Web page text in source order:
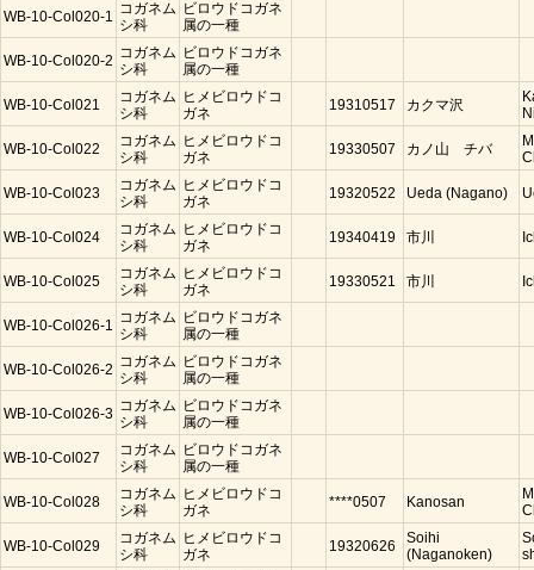
WB-10-Col020-1 コガネム
シ科
ビロウドコガネ
属の一種
WB-10-Col020-2 コガネム
シ科
ビロウドコガネ
属の一種
WB-10-Col021
コガネム
シ科
ヒメビロウドコ
ガネ
19310517 カクマ沢
WB-10-Col022
コガネム
シ科
ヒメビロウドコ
ガネ
19330507 カノ山 チバ
WB-10-Col023
コガネム
シ科
ヒメビロウドコ
ガネ
19320522 Ueda (Nagano)
WB-10-Col024
コガネム
シ科
ヒメビロウドコ
ガネ
19340419 市川
WB-10-Col025
コガネム
シ科
ヒメビロウドコ
ガネ
19330521 市川
WB-10-Col026-1 コガネム
シ科
ビロウドコガネ
属の一種
WB-10-Col026-2 コガネム
シ科
ビロウドコガネ
属の一種
WB-10-Col026-3 コガネム
シ科
ビロウドコガネ
属の一種
WB-10-Col027
コガネム
シ科
ビロウドコガネ
属の一種
WB-10-Col028
コガネム
シ科
ヒメビロウドコ
ガネ
****0507 Kanosan
WB-10-Col029
コガネム
シ科
ヒメビロウドコ
ガネ
19320626
Soihi
(Naganoken)